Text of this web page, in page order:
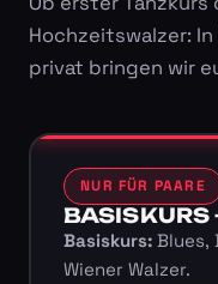
Hochzeitswalzer:
privat bringen wir
NUR FÜR PAARE
BASISKURS
Basiskurs:Blues,
Wiener Walzer.